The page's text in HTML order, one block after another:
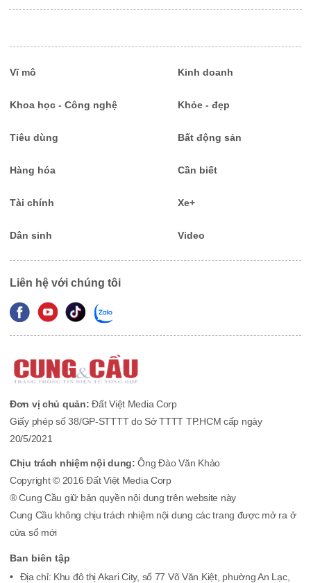
Vĩ mô Kinh doanh
Khoa học - Công nghệ Khỏe - đẹp
Tiêu dùng Bất động sản
Hàng hóa Cần biết
Tài chính Xe+
Dân sinh Video
Liên hệ với chúng tôi
Đơn vị chủ quản: Đất Việt Media Corp
Giấy phép số 38/GP-STTTT do Sở TTTT TP.HCM cấp ngày
20/5/2021
Chịu trách nhiệm nội dung:Ông Đào Văn Khảo
Copyright © 2016 Đất Việt Media Corp
® Cung Cầu giữ bản quyền nội dung trên website này
Cung Cầu không chịu trách nhiệm nội dung các trang được mở ra ở
cửa sổ mới
Ban biên tập
Địa chỉ: Khu đô thị Akari City, số 77 Võ Văn Kiệt, phường An Lạc,